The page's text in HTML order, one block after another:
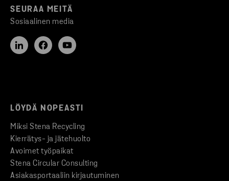
SEURAA MEITÄ
Sosiaalinen media
LÖYDÄ NOPEASTI
Miksi Stena Recycling
Kierrätys- ja jätehuolto
Avoimet työpaikat
Stena Circular Consulting
Asiakasportaaliin kirjautuminen